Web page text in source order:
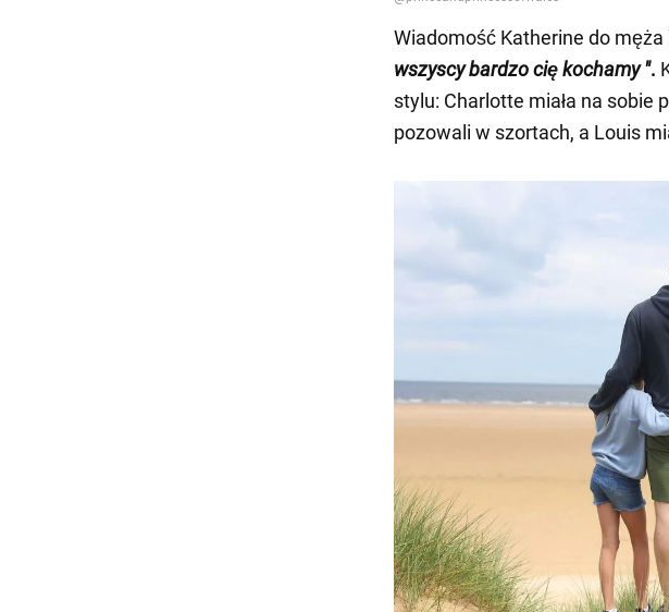
Wiadomość Katherine do męża
wszyscybardzocię kochamy".
stylu: Charlotte miała na sobie
pozowali w szortach, a Louis